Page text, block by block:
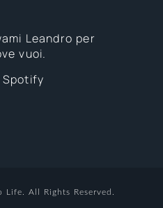
Leandro per
vuoi.
Spotify
All Rights Reserved.